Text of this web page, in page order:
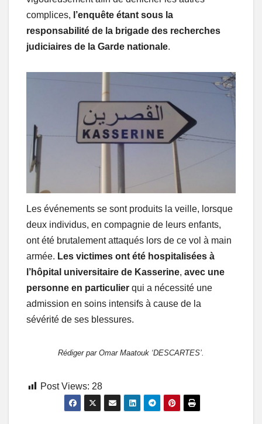
complices, l’enquête étant sous la
responsabilité de la brigade des recherches
judiciaires de la Garde nationale.
Les événements se sont produits la veille, lorsque
deux individus, en compagnie de leurs enfants,
ont été brutalement attaqués lors de ce vol à main
armée. Les victimes ont été hospitalisées à
l’hôpital universitaire de Kasserine, avec une
personne en particulier qui a nécessité une
admission en soins intensifs à cause de la
sévérité de ses blessures.
Rédiger par Omar Maatouk ‘DESCARTES’.
Post Views: 28